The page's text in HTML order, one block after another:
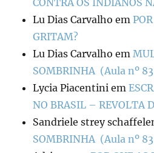
Lu Dias Carvalho em
GRITAM?
Lu Dias Carvalho em
SOMBRINHA (Aula nº
Lycia Piacentini em
NO BRASIL – REVOLTA
Sandriele strey
SOMBRINHA (Aula nº